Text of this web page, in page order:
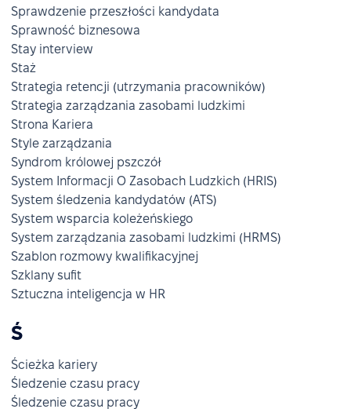
Sprawdzenie przeszłości kandydata
Sprawność biznesowa
Stay interview
Staż
Strategia retencji (utrzymania pracowników)
Strategia zarządzania zasobami ludzkimi
Strona Kariera
Style zarządzania
Syndrom królowej pszczół
System Informacji O Zasobach Ludzkich (HRIS)
System śledzenia kandydatów (ATS)
System wsparcia koleżeńskiego
System zarządzania zasobami ludzkimi (HRMS)
Szablon rozmowy kwalifikacyjnej
Szklany sufit
Sztuczna inteligencja w HR
Ś
Ścieżka kariery
Śledzenie czasu pracy
Śledzenie czasu pracy